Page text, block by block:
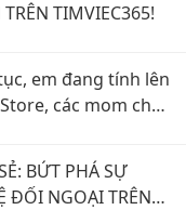
TIMVIEC365!
em đang tính lên
các mom cho
BỨT PHÁ SỰ
ĐỐI NGOẠI TRÊN